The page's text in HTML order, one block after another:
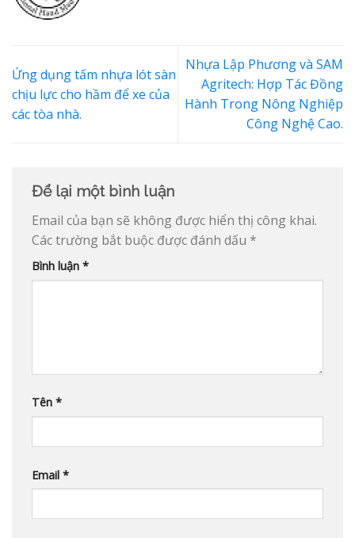
Ứng dụng tấm nhựa lót sàn
chịu lực cho hầm để xe của
các tòa nhà.
Nhựa Lập Phương và SAM
Agritech: Hợp Tác Đồng
Hành Trong Nông Nghiệp
Công Nghệ Cao.
Để lại một bình luận
Email của bạn sẽ không được hiển thị công khai.
Các trường bắt buộc được đánh dấu *
Bình luận *
Tên *
Email *